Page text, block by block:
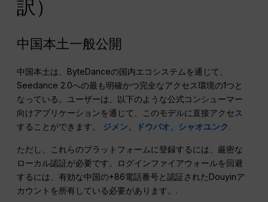
訳）
中国本土一般公開
中国本土は、ByteDanceの国内エコシステムを通じて、
Seedance 2.0への最も明確かつ完全なアクセス環境の1つと
なっている。ユーザーは、以下のような公式コンシューマー
向けアプリケーションを通じて、このモデルに直接アクセス
することができます。 ジメン、ドウバオ、シャオユンク.
ただし、これらのプラットフォームに登録するには、厳密な
ローカル認証が必要です。ログインファイアウォールを回避
するには、有効な中国の+86電話番号と認証されたDouyinア
カウントを所有している必要があります。.